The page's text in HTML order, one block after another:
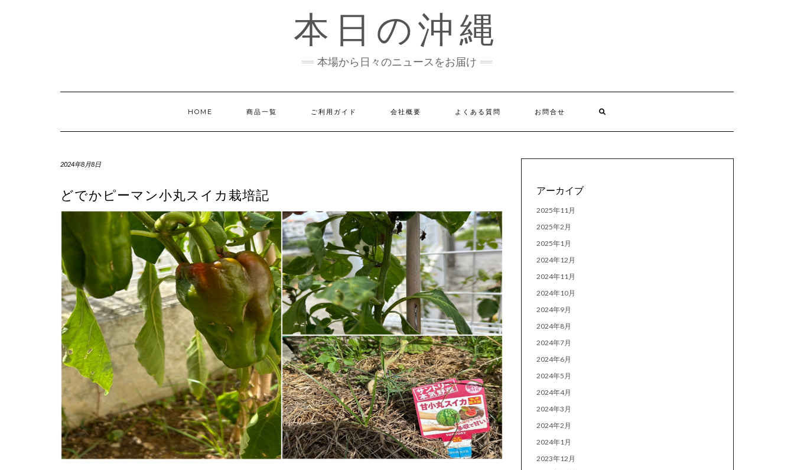
本日の沖縄
本場から日々のニュースをお届け
HOME 商品一覧 ご利用ガイド 会社概要 よくある質問 お問合せ
2024年8月8日
どでかピーマン小丸スイカ栽培記 アーカイブ
2025年11月
2025年2月
2025年1月
2024年12月
2024年11月
2024年10月
2024年9月
2024年8月
2024年7月
2024年6月
2024年5月
2024年4月
2024年3月
2024年2月
2024年1月
2023年12月